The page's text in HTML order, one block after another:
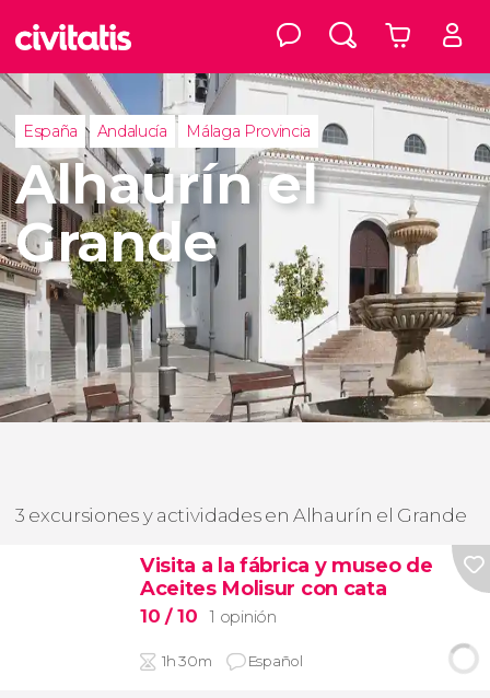
España Andalucía Málaga Provincia
Alhaurín el
Grande
3 excursiones y actividades en Alhaurín el Grande
Visita a la fábrica y museo de
Aceites Molisur con cata
10 / 10 1 opinión
1h 30m Español